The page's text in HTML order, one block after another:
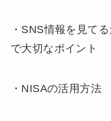
・SNS情報を見て
で大切なポイント
・NISAの活用方法